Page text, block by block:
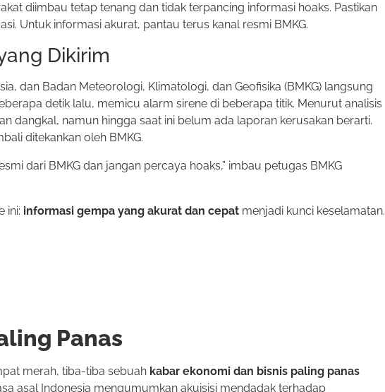
diimbau tetap tenang dan tidak terpancing informasi hoaks. Pastikan
Untuk informasi akurat, pantau terus kanal resmi BMKG.
Dikirim
dan Badan Meteorologi, Klimatologi, dan Geofisika (BMKG) langsung
detik lalu, memicu alarm sirene di beberapa titik. Menurut analisis
dangkal, namun hingga saat ini belum ada laporan kerusakan berarti.
ditekankan oleh BMKG.
dari BMKG dan jangan percaya hoaks,” imbau petugas BMKG
ini: informasi gempa yang akurat dan cepat menjadi kunci keselamatan.
Panas
merah, tiba-tiba sebuah kabar ekonomi dan bisnis paling panas
asal Indonesia mengumumkan akuisisi mendadak terhadap